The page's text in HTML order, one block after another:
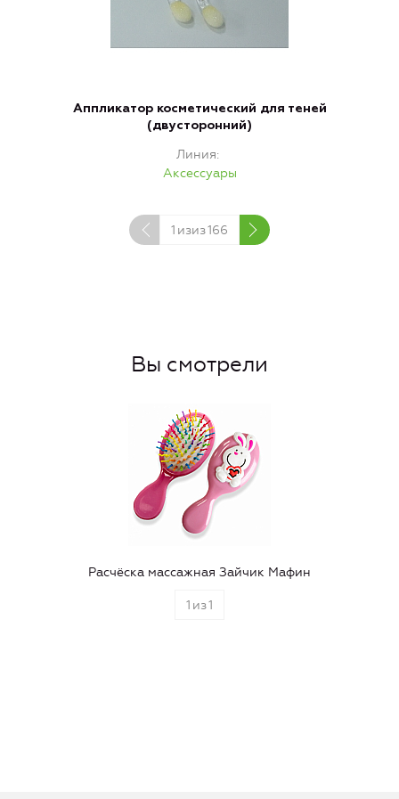
Аппликатор косметический для теней
(двусторонний)
Линия
Аксессуары
1 изиз166
Вы смотрели
Расчёска массажная Зайчик Мафин
1 из1